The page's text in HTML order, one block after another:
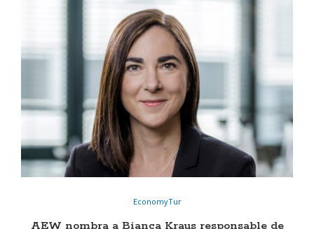
EconomyTur
AEW nombra a Bianca Kraus responsable de